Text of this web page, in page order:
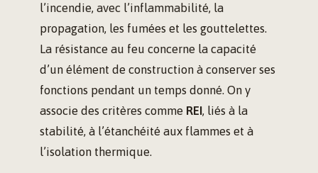
l’incendie, avec l’inflammabilité, la
propagation, les fumées et les gouttelettes.
La résistance au feu concerne la capacité
d’un élément de construction à conserver ses
fonctions pendant un temps donné. On y
associe des critères comme REI, liés à la
stabilité, à l’étanchéité aux flammes et à
l’isolation thermique.